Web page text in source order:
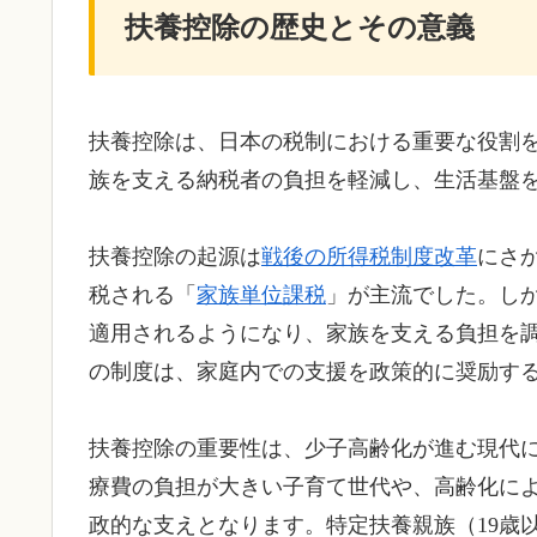
扶養控除の歴史とその意義
扶養控除は、日本の税制における重要な役割
族を支える納税者の負担を軽減し、生活基盤
扶養控除の起源は戦後の所得税制度改革にさ
税される「 家族単位課税 」が主流でした。し
適用されるようになり、家族を支える負担を
の制度は、家庭内での支援を政策的に奨励す
扶養控除の重要性は、少子高齢化が進む現代
療費の負担が大きい子育て世代や、高齢化に
政的な支えとなります。特定扶養親族（19歳